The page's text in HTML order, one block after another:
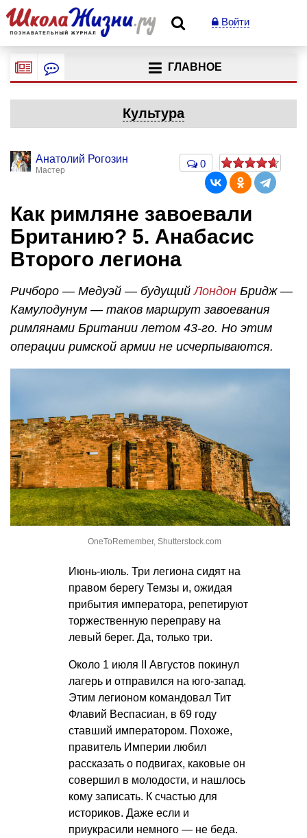
Войти
ГЛАВНОЕ
Культура
Анатолий Рогозин
Мастер
0
Как римляне завоевали
Британию? 5. Анабасис
Второго легиона
Ричборо — Медуэй — будущийЛондон Бридж —
Камулодунум — таков маршрут завоевания
римлянами Британии летом 43-го. Но этим
операции римской армии не исчерпываются.
OneToRemember, Shutterstock.com
Июнь-июль. Три легиона сидят на
правом берегу Темзы и, ожидая
прибытия императора, репетируют
торжественную переправу на
левый берег. Да, только три.
Около 1 июля II Августов покинул
лагерь и отправился на юго-запад.
Этим легионом командовал Тит
Флавий Веспасиан, в 69 году
ставший императором. Похоже,
правитель Империи любил
рассказать о подвигах, каковые он
совершил в молодости, и нашлось
кому записать. К счастью для
историков. Даже если и
приукрасили немного — не беда.